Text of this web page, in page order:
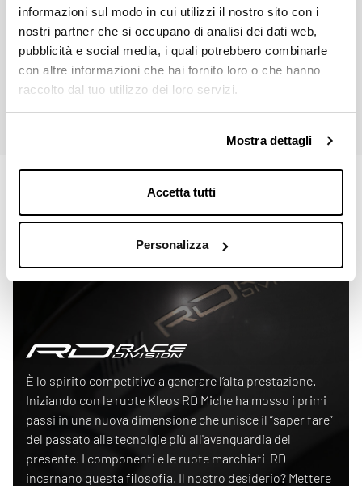
informazioni sul modo in cui utilizzi il nostro sito con i
nostri partner che si occupano di analisi dei dati web,
pubblicità e social media, i quali potrebbero combinarle
con altre informazioni che hai fornito loro o che hanno
raccolto dal tuo utilizzo dei loro servizi.
Mostra dettagli
Accetta tutti
Personalizza
Listino Prezzi 2026
pdf 2.8MB
pdf 21.9MB
È lo spirito competitivo a generare l’alta prestazione.
Iniziando con le ruote Kleos RD Miche ha mosso i primi
passi in una nuova dimensione che unisce il “saper fare”
del passato alle tecnolgie più all'avanguardia del
presente. I componenti e le ruote marchiati RD
incarnano questa filosofia. Il nostro desiderio? Mettere